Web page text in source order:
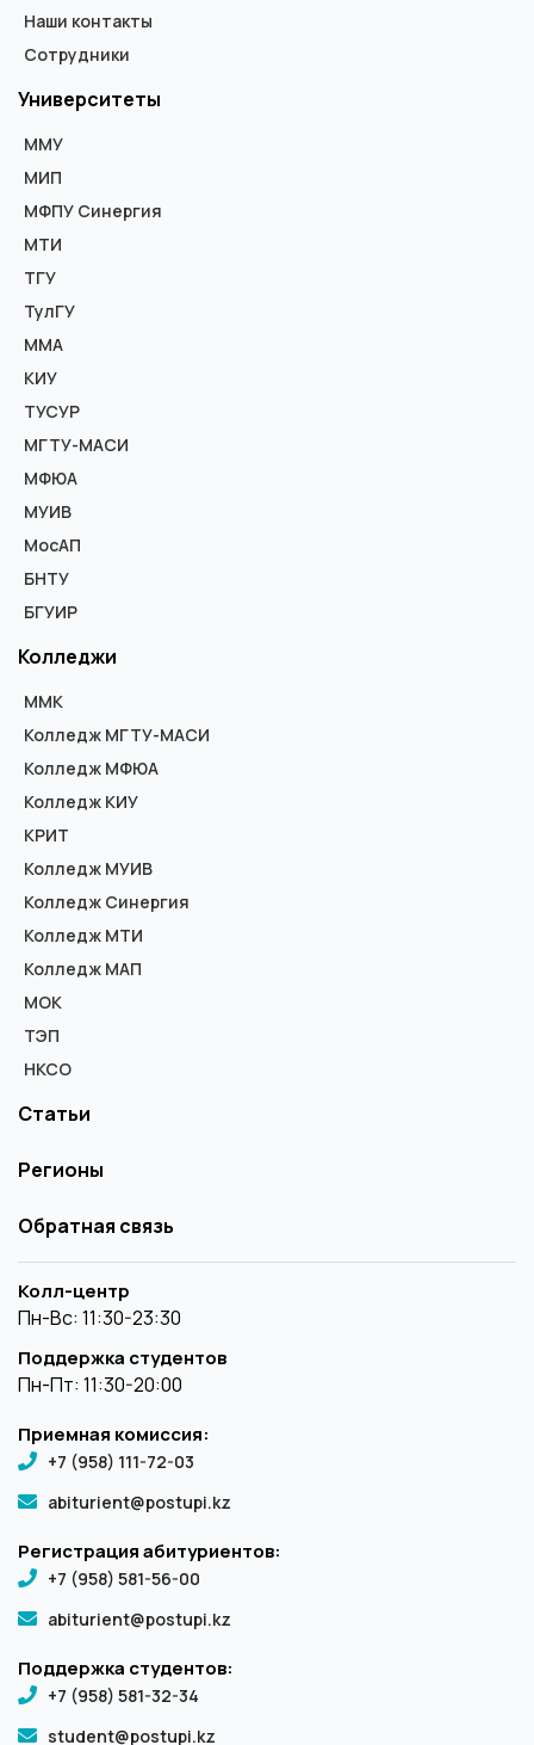
Наши контакты
Сотрудники
Университеты
ММУ
МИП
МФПУ Синергия
МТИ
ТГУ
ТулГУ
ММА
КИУ
ТУСУР
МГТУ-МАСИ
МФЮА
МУИВ
МосАП
БНТУ
БГУИР
Колледжи
ММК
Колледж МГТУ-МАСИ
Колледж МФЮА
Колледж КИУ
КРИТ
Колледж МУИВ
Колледж Синергия
Колледж МТИ
Колледж МАП
МОК
ТЭП
НКСО
Статьи
Регионы
Обратная связь
Колл-центр
Пн-Вс: 11:30-23:30
Поддержка студентов
Пн-Пт: 11:30-20:00
Приемная комиссия:
+7 (958) 111-72-03
abiturient@postupi.kz
Регистрация абитуриентов:
+7 (958) 581-56-00
abiturient@postupi.kz
Поддержка студентов:
+7 (958) 581-32-34
student@postupi.kz